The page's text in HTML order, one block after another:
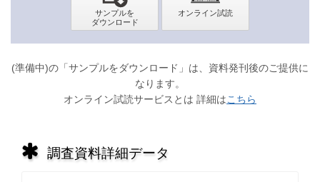
(準備中)の「サンプルをダウンロード」は、資料発刊後のご提供に
なります。
オンライン試読サービスとは 詳細はこちら
調査資料詳細データ